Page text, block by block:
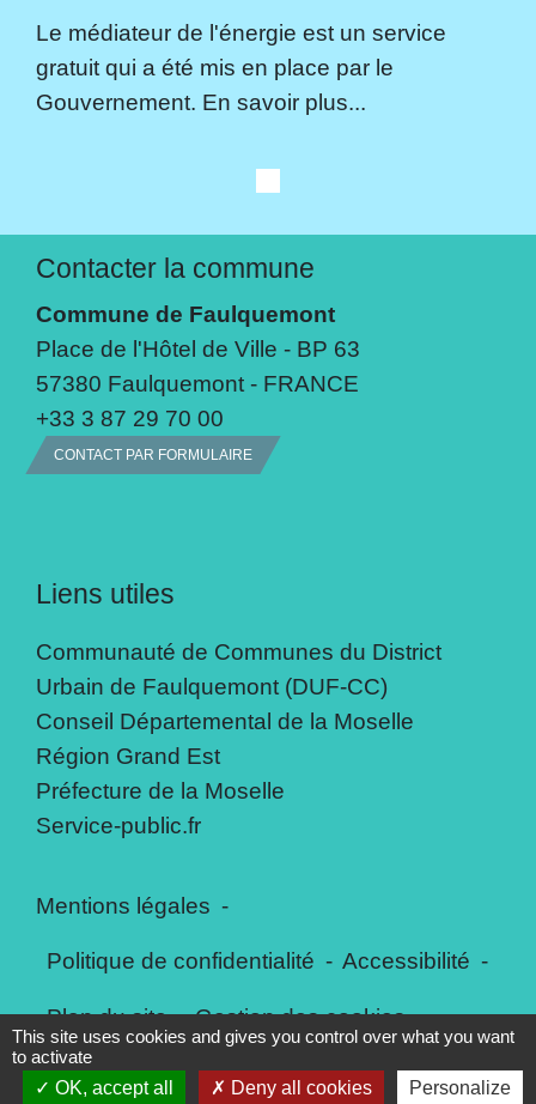
Le médiateur de l'énergie est un service
gratuit qui a été mis en place par le
Gouvernement. En savoir plus...
Contacter la commune
Commune de Faulquemont
Place de l'Hôtel de Ville - BP 63
57380 Faulquemont - FRANCE
+33 3 87 29 70 00
CONTACT PAR FORMULAIRE
Liens utiles
Communauté de Communes du District
Urbain de Faulquemont (DUF-CC)
Conseil Départemental de la Moselle
Région Grand Est
Préfecture de la Moselle
Service-public.fr
Mentions légales -
Politique de confidentialité - Accessibilité -
Plan du site - Gestion des cookies
Site créé en partenariat avec Réseau des Communes
This site uses cookies and gives you control over what you want
to activate
OK, accept all
Deny all cookies Personalize